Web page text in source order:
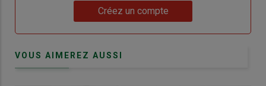
Créez un compte
VOUS AIMEREZ AUSSI